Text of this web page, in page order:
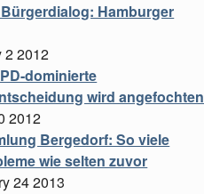
Hamburger
2 2012
dominierte
wird angefochten
2012
Bergedorf: So viele
wie selten zuvor
24 2013